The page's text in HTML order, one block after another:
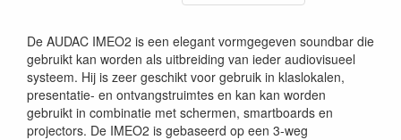
De AUDAC IMEO2 is een elegant vormgegeven soundbar die
gebruikt kan worden als uitbreiding van ieder audiovisueel
systeem. Hij is zeer geschikt voor gebruik in klaslokalen,
presentatie- en ontvangstruimtes en kan kan worden
gebruikt in combinatie met schermen, smartboards en
projectors. De IMEO2 is gebaseerd op een 3-weg